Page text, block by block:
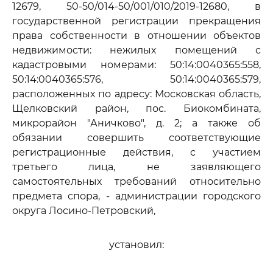
12679, 50-50/014-50/001/010/2019-12680, в
государственной регистрации прекращения
права собственности в отношении объектов
недвижимости: нежилых помещений с
кадастровыми номерами: 50:14:0040365:558,
50:14:0040365:576, 50:14:0040365:579,
расположенных по адресу: Московская область,
Щелковский район, пос. Биокомбината,
микрорайон "Аничково", д. 2; а также об
обязании совершить соответствующие
регистрационные действия, с участием
третьего лица, не заявляющего
самостоятельных требований относительно
предмета спора, - администрации городского
округа Лосино-Петровский,
установил: